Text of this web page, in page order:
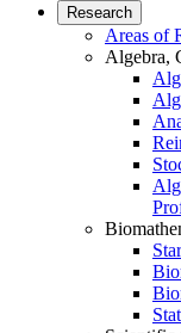
Research
Areas of
Algebra,